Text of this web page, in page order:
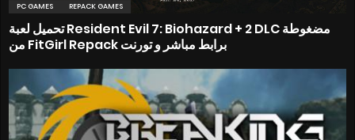
PC GAMES REPACK GAMES
تحميل لعبة Resident Evil 7: Biohazard + 2 DLC مضغوطة
من FitGirl Repack برابط مباشر و تورنت